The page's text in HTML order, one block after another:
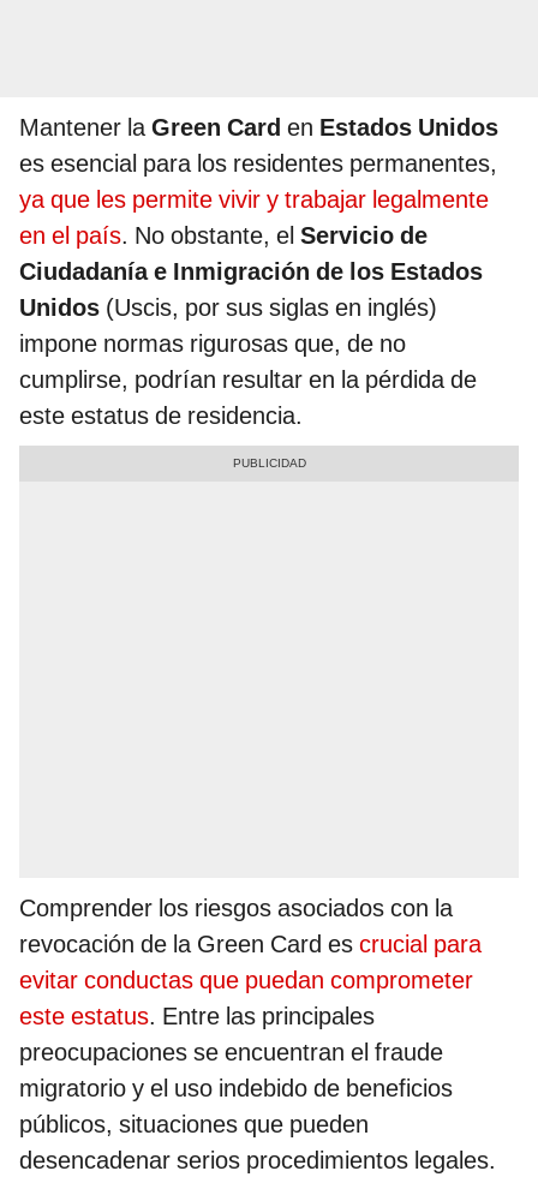
Mantener laGreen Card en Estados Unidos
es esencial para los residentes permanentes,
ya que les permite vivir y trabajar legalmente
en el país. No obstante, el Servicio de
Ciudadanía e Inmigración de los Estados
Unidos (Uscis, por sus siglas en inglés)
impone normas rigurosas que, de no
cumplirse, podrían resultar en la pérdida de
este estatus de residencia.
Comprender los riesgos asociados con la
revocación de la Green Card es crucial para
evitar conductas que puedan comprometer
este estatus. Entre las principales
preocupaciones se encuentran el fraude
migratorio y el uso indebido de beneficios
públicos, situaciones que pueden
desencadenar serios procedimientos legales.